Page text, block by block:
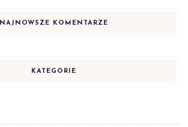
NAJNOWSZE KOMENTARZE
KATEGORIE